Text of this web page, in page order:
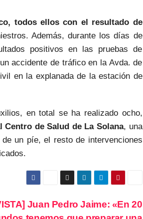
todos ellos con el resultado de
Además, durante los días de
positivos en las pruebas de
accidente de tráfico en la Avda. de
en la explanada de la estación de
en total se ha realizado ocho,
de Salud de La Solana, una
un píe, el resto de intervenciones
Juan Pedro Jaime: «En 20